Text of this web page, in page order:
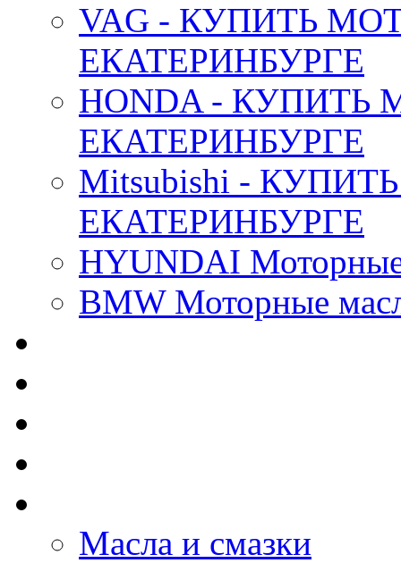
VAG - КУПИТЬ
ЕКАТЕРИНБУРГЕ
HONDA -
ЕКАТЕРИНБУРГЕ
Mitsubishi -
ЕКАТЕРИНБУРГЕ
HYUNDAI
BMW Моторные
Масла и смазки